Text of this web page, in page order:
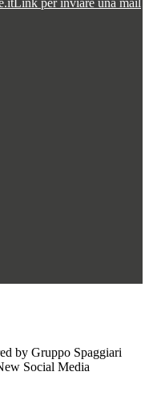
by Gruppo Spaggiari
Social Media